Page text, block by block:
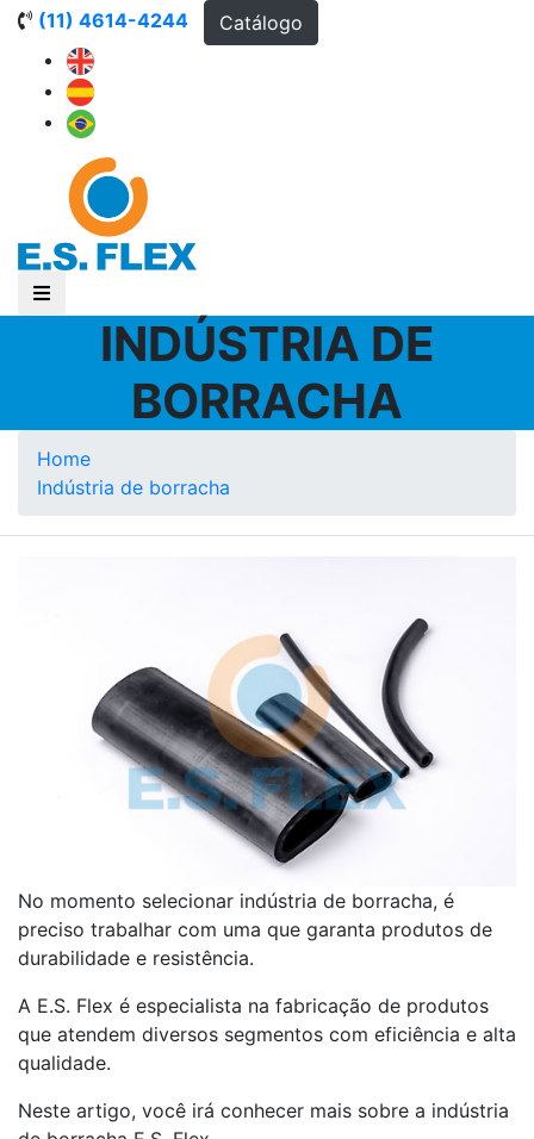
(11) 4614-4244 Catálogo
INDÚSTRIA DE
BORRACHA
Home
Indústria de borracha
No momento selecionar indústria de borracha, é
preciso trabalhar com uma que garanta produtos de
durabilidade e resistência.
A E.S. Flex é especialista na fabricação de produtos
que atendem diversos segmentos com eficiência e alta
qualidade.
Neste artigo, você irá conhecer mais sobre a indústria